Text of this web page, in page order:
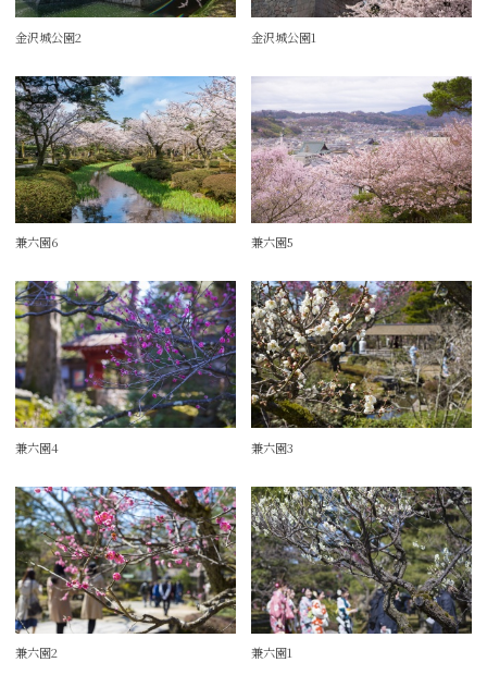
金沢城公園2 金沢城公園1
兼六園6 兼六園5
兼六園4 兼六園3
兼六園2 兼六園1